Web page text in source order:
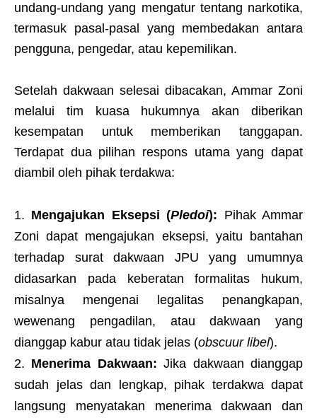
undang-undang yang mengatur tentang narkotika,
termasuk pasal-pasal yang membedakan antara
pengguna, pengedar, atau kepemilikan.
Setelah dakwaan selesai dibacakan, Ammar Zoni
melalui tim kuasa hukumnya akan diberikan
kesempatan untuk memberikan tanggapan.
Terdapat dua pilihan respons utama yang dapat
diambil oleh pihak terdakwa:
Mengajukan Eksepsi (Pledoi): Pihak Ammar
Zoni dapat mengajukan eksepsi, yaitu bantahan
terhadap surat dakwaan JPU yang umumnya
didasarkan pada keberatan formalitas hukum,
misalnya mengenai legalitas penangkapan,
wewenang pengadilan, atau dakwaan yang
dianggap kabur atau tidak jelas (obscuur libel).
Menerima Dakwaan: Jika dakwaan dianggap
sudah jelas dan lengkap, pihak terdakwa dapat
langsung menyatakan menerima dakwaan dan